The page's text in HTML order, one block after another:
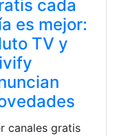
cada
es mejor:
TV y
canales gratis